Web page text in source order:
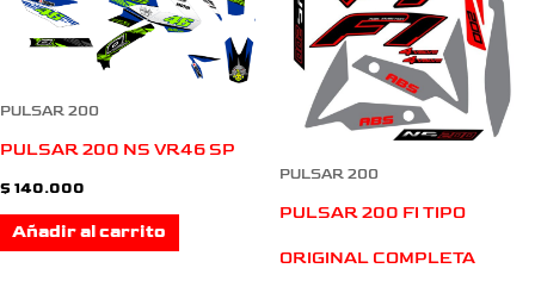
PULSAR 200
PULSAR 200 NS VR46 SP
$ 140.000
Añadir al carrito
PULSAR 200
PULSAR 200 FI TIPO
ORIGINAL COMPLETA